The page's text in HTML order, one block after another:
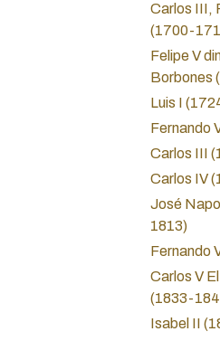
Carlos III,
(1700-
Felipe V
Borbones
Luis I
Fernando
Carlos III
Carlos IV
José
1813)
Fernando
Carlos V
(1833-
Isabel II